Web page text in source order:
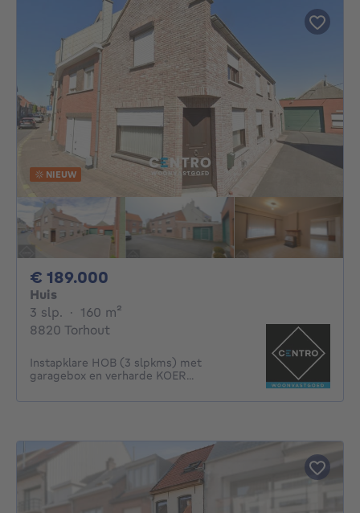
NIEUW
€ 189.000
Huis
3 slp. 3 slaapkamers
· 160 m²
8820 Torhout
Instapklare HOB (3 slpkms) met
garagebox en verharde KOER...